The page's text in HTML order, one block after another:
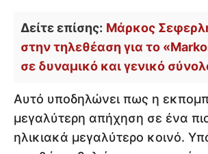
Δείτε επίσης: Μάρκος
στην τηλεθέαση για το
σε δυναμικό και γενικό
Αυτό υποδηλώνει πως η
μεγαλύτερη απήχηση σε ένα
ηλικιακά μεγαλύτερο κοινό.